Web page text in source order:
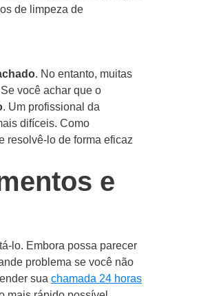
de limpeza de
. No entanto, muitas
Se você achar que o
. Um profissional da
difíceis. Como
resolvê-lo de forma eficaz
e
lo. Embora possa parecer
problema se você não
sua chamada 24 horas